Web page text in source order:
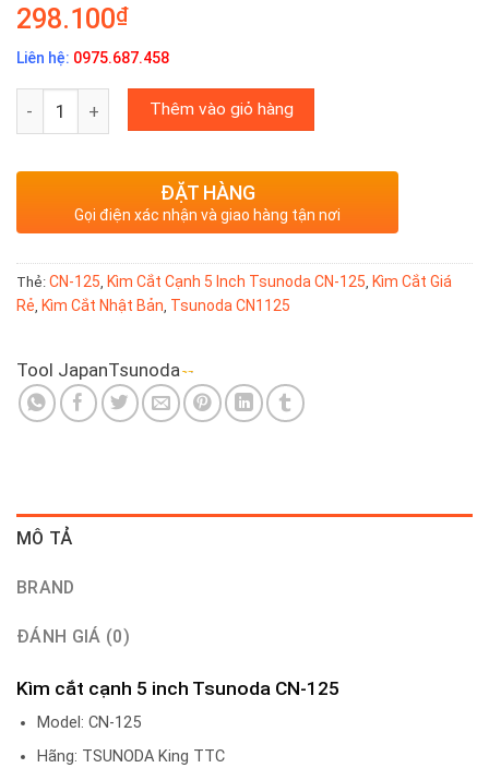
298.100₫
Liên hệ: 0975.687.458
Kìm cắt cạnh 5 inch Tsunoda CN-125 số lượng
Thêm vào giỏ hàng
ĐẶT HÀNG
Gọi điện xác nhận và giao hàng tận nơi
Thẻ: CN-125 Kìm Cắt Cạnh 5 Inch Tsunoda CN-125 Kìm Cắt Giá
Rẻ Kìm Cắt Nhật Bản Tsunoda CN1125
Tool JapanTsunoda
MÔ TẢ
BRAND
ĐÁNH GIÁ (0)
Kìm cắt cạnh 5 inch Tsunoda CN-125
Model: CN-125
Hãng: TSUNODA King TTC